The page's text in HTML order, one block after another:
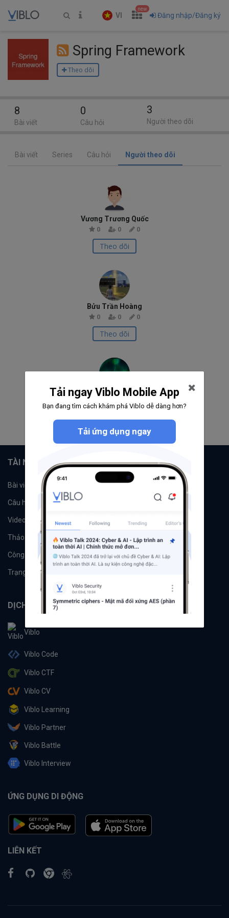
VI
new
Đăng nhập/Đăng ký
Spring Framework
Theo dõi
Bài viết Series Câu hỏi Người theo dõi
Vương Trương Quốc
0 0 0
Theo dõi
Bửu Trần Hoàng
0 0 0
Theo dõi
Hoàng Bửu Trần
0 0 0
Theo dõi
8
Bài viết
0
Câu hỏi
3
Người theo dõi
TÀI NGUYÊN
Bài viết Tổ chức
Câu hỏi
Videos Tác giả
Thảo luận Đề xuất hệ thống
Công cụ Machine Learning
Trạng thái hệ thống
DỊCH VỤ
Viblo
Viblo Code
Viblo CTF
Viblo CV
Viblo Learning
Viblo Partner
Viblo Battle
Viblo Interview
ỨNG DỤNG DI ĐỘNG
LIÊN KẾT
Tải ngay Viblo Mobile App
Bạn đang tìm cách khám phá Viblo dễ dàng hơn?
Tải ứng dụng ngay